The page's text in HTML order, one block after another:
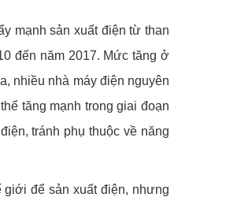
mạnh sản xuất điện từ than
đến năm 2017. Mức tăng ở
nhiều nhà máy điện nguyên
tăng mạnh trong giai đoạn
tránh phụ thuộc về năng
giới để sản xuất điện, nhưng